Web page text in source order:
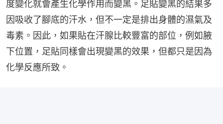
度變化就會產生化學作用而變黑。足貼變黑的結果多
因吸收了腳底的汗水，但不一定是排出身體的濕氣及
毒素。因此，如果貼在汗腺比較豐富的部位，例如腋
下位置，足貼同樣會出現變黑的效果，但都只是因為
化學反應所致。